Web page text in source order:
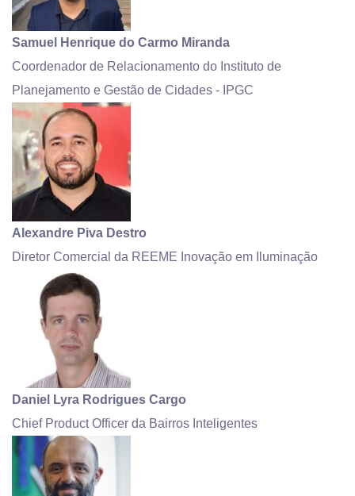
Samuel Henrique do Carmo Miranda
Coordenador de Relacionamento do Instituto de
Planejamento e Gestão de Cidades - IPGC
Alexandre Piva Destro
Diretor Comercial da REEME Inovação em Iluminação
Daniel Lyra Rodrigues Cargo
Chief Product Officer da Bairros Inteligentes